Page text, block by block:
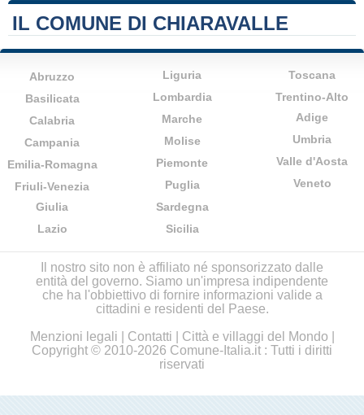
IL COMUNE DI CHIARAVALLE
Abruzzo
Basilicata
Calabria
Campania
Emilia-Romagna
Friuli-Venezia
Giulia
Lazio
Liguria
Lombardia
Marche
Molise
Piemonte
Puglia
Sardegna
Sicilia
Toscana
Trentino-Alto
Adige
Umbria
Valle d'Aosta
Veneto
Il nostro sito non è affiliato né sponsorizzato dalle
entità del governo. Siamo un'impresa indipendente
che ha l'obbiettivo di fornire informazioni valide a
cittadini e residenti del Paese.
Menzioni legali
Contatti Città e villaggi del Mondo
Copyright © 2010-2026 Comune-Italia.it : Tutti i diritti
riservati